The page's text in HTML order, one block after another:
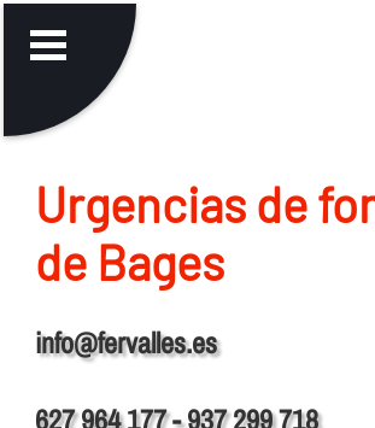
Urgencias de
de Bages
info@fervalles.es
627 964 177 - 937 299 718